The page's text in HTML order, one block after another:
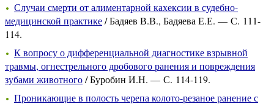
Случаи смерти от алиментарной кахексии в судебно-
медицинской практике/ Бадяев В.В., Бадяева Е.Е. — С. 111-
114.
К вопросу о дифференциальной диагностике взрывной
травмы, огнестрельного дробового ранения и повреждения
зубами животного/ Буробин И.Н. — С. 114-119.
Проникающие в полость черепа колото-резаное ранение с